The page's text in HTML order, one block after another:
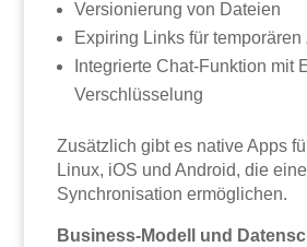
Versionierung von Dateien
Expiring Links für temporären
Integrierte Chat-Funktion mit
Verschlüsselung
Zusätzlich gibt es native Apps
Linux, iOS und Android, die
Synchronisation ermöglichen.
Business-Modell und